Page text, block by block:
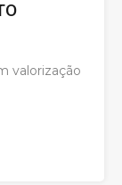
valorização